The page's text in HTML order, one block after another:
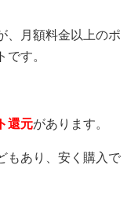
、月額料金以上のポ
す。
還元があります。
もあり、安く購入で